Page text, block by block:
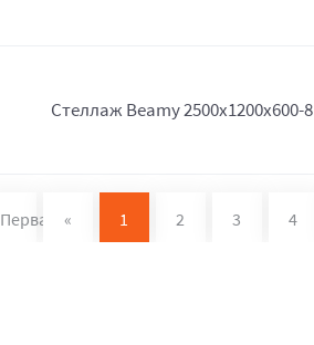
Стеллаж Beamy 2500x1200x600-8
Первая « 1 2 3 4